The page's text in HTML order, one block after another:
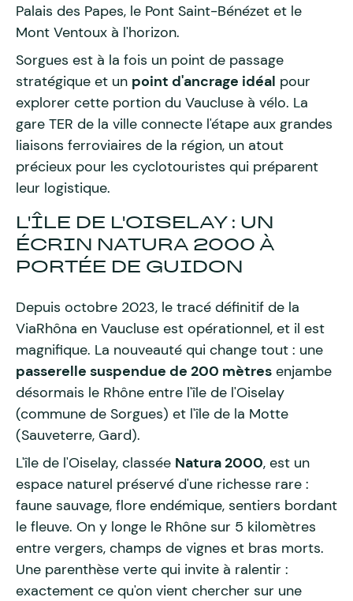
Palais des Papes, le Pont Saint-Bénézet et le
Mont Ventoux à l'horizon.
Sorgues est à la fois un point de passage
stratégique et un point d'ancrage idéal pour
explorer cette portion du Vaucluse à vélo. La
gare TER de la ville connecte l'étape aux grandes
liaisons ferroviaires de la région, un atout
précieux pour les cyclotouristes qui préparent
leur logistique.
L'ÎLE DE L'OISELAY : UN
ÉCRIN NATURA 2000 À
PORTÉE DE GUIDON
Depuis octobre 2023, le tracé définitif de la
ViaRhôna en Vaucluse est opérationnel, et il est
magnifique. La nouveauté qui change tout : une
passerelle suspendue de 200 mètres enjambe
désormais le Rhône entre l'île de l'Oiselay
(commune de Sorgues) et l'île de la Motte
(Sauveterre, Gard).
L'île de l'Oiselay, classée Natura 2000, est un
espace naturel préservé d'une richesse rare :
faune sauvage, flore endémique, sentiers bordant
le fleuve. On y longe le Rhône sur 5 kilomètres
entre vergers, champs de vignes et bras morts.
Une parenthèse verte qui invite à ralentir :
exactement ce qu'on vient chercher sur une